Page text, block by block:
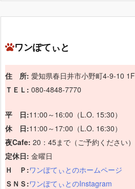
ワンぽてぃと
住 所: 愛知県春日井市小野町4-9-10 1F
ＴＥＬ: 080-4848-7770
平 日:11:00～16:00（L.O. 15:30）
休 日:11:00～17:00（L.O. 16:30）
夜Cafe: 20：45まで（ご予約ください）
定休日: 金曜日
Ｈ Ｐ:ワンぽてぃとのホームページ
ＳＮＳ:ワンぽてぃとのInstagram